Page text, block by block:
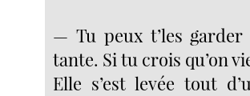
— Tu peux t’les
tante. Si tu crois qu’on
Elle s’est levée tout